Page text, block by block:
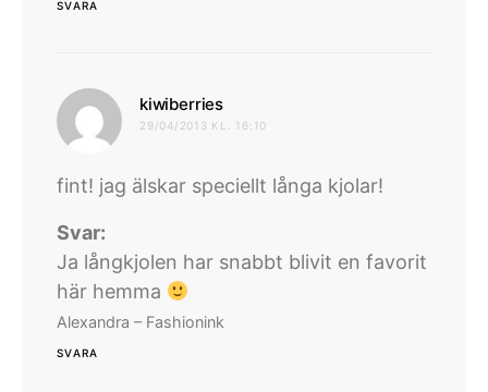
SVARA
kiwiberriesskriver:
29/04/2013 KL. 16:10
fint! jag älskar speciellt långa kjolar!
Svar:
Ja långkjolen har snabbt blivit en favorit
här hemma
Alexandra – Fashionink
SVARA